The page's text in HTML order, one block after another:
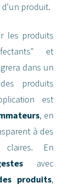
d'un produit.
les produits
et
dans un
produits
est
, en
à des
claires. En
avec
produits,